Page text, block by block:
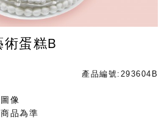
術蛋糕B
產品編號:293604B
像
品為準